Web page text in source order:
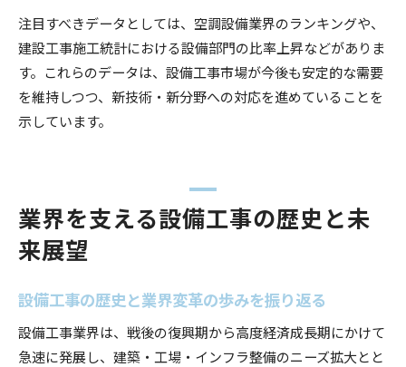
注目すべきデータとしては、空調設備業界のランキングや、
建設工事施工統計における設備部門の比率上昇などがありま
す。これらのデータは、設備工事市場が今後も安定的な需要
を維持しつつ、新技術・新分野への対応を進めていることを
示しています。
業界を支える設備工事の歴史と未
来展望
設備工事の歴史と業界変革の歩みを振り返る
設備工事業界は、戦後の復興期から高度経済成長期にかけて
急速に発展し、建築・工場・インフラ整備のニーズ拡大とと